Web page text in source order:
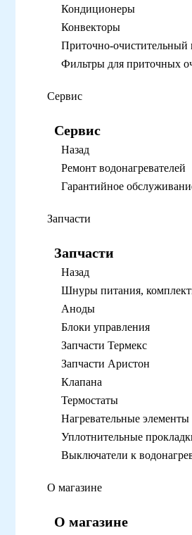
Кондиционеры
Конвекторы
Приточно-очистительный
Фильтры для приточных
Сервис
Сервис
Назад
Ремонт водонагревателей
Гарантийное
Запчасти
Запчасти
Назад
Шнуры питания,
Аноды
Блоки управления
Запчасти Термекс
Запчасти Аристон
Клапана
Термостаты
Нагревательные
Уплотнительные
Выключатели к
О магазине
О магазине